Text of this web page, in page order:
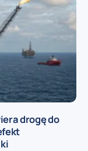
drogę do